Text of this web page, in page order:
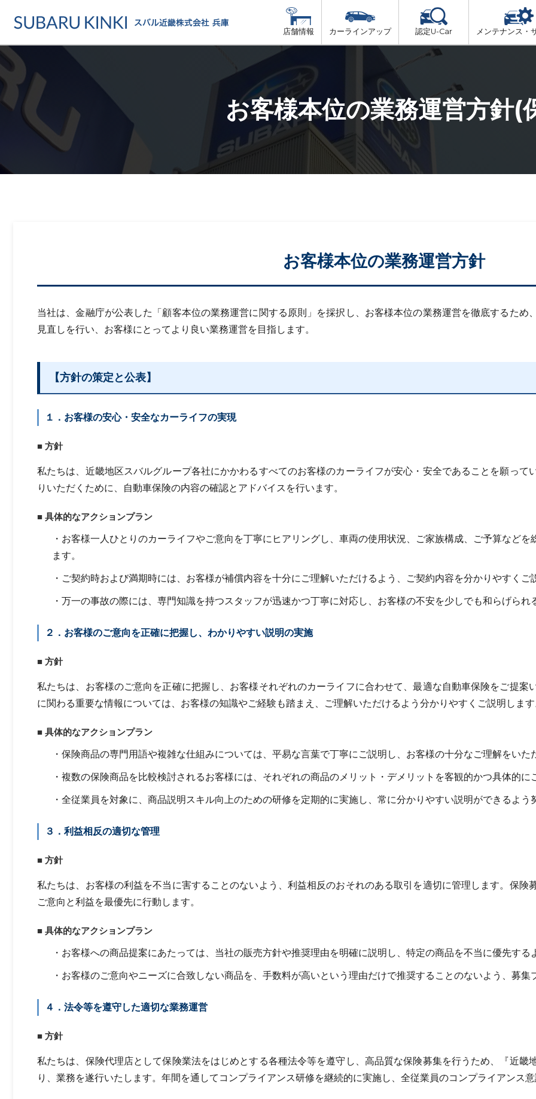
店舗情報
店舗情報 店舗一覧
地域でさがす
地図でさがす
試乗車でさがす
但馬
播磨
阪神方面
カーラインアップ
カーラインアップ
カーラインアップ一覧
乗用車
軽自動車
認定U-Car メンテナンス・
メンテナンス・サービス
メンテナンス・サービストップ
車検・定期点検をする
カーケアをする
車検（法定24か月点検）
法定 12ヶ月 点検
6ヶ月ごとの セーフティ チェック
車検 3ヶ月前 無料診断
お客様本位の業務運営方針(
お客様本位の業務運営方針
当社は、金融庁が公表した「顧客本位の業務運営に関する原則」を採択し、お客様本位の業務運営を徹底するため
見直しを行い、お客様にとってより良い業務運営を目指します。
【方針の策定と公表】
１．お客様の安心・安全なカーライフの実現
■ 方針
私たちは、近畿地区スバルグループ各社にかかわるすべてのお客様のカーライフが安心・安全であることを願って
りいただくために、自動車保険の内容の確認とアドバイスを行います。
■ 具体的なアクションプラン
・お客様一人ひとりのカーライフやご意向を丁寧にヒアリングし、車両の使用状況、ご家族構成、ご予算など
ます。
・ご契約時および満期時には、お客様が補償内容を十分にご理解いただけるよう、ご契約内容を分かりやすくご
・万一の事故の際には、専門知識を持つスタッフが迅速かつ丁寧に対応し、お客様の不安を少しでも和らげら
２．お客様のご意向を正確に把握し、わかりやすい説明の実施
■ 方針
私たちは、お客様のご意向を正確に把握し、お客様それぞれのカーライフに合わせて、最適な自動車保険をご提案
に関わる重要な情報については、お客様の知識やご経験も踏まえ、ご理解いただけるよう分かりやすくご説明しま
■ 具体的なアクションプラン
・保険商品の専門用語や複雑な仕組みについては、平易な言葉で丁寧にご説明し、お客様の十分なご理解をいた
・複数の保険商品を比較検討されるお客様には、それぞれの商品のメリット・デメリットを客観的かつ具体的に
・全従業員を対象に、商品説明スキル向上のための研修を定期的に実施し、常に分かりやすい説明ができるよう
３．利益相反の適切な管理
■ 方針
私たちは、お客様の利益を不当に害することのないよう、利益相反のおそれのある取引を適切に管理します。保険
ご意向と利益を最優先に行動します。
■ 具体的なアクションプラン
・お客様への商品提案にあたっては、当社の販売方針や推奨理由を明確に説明し、特定の商品を不当に優先する
・お客様のご意向やニーズに合致しない商品を、手数料が高いという理由だけで推奨することのないよう、募
４．法令等を遵守した適切な業務運営
■ 方針
私たちは、保険代理店として保険業法をはじめとする各種法令等を遵守し、高品質な保険募集を行うため、『近畿
り、業務を遂行いたします。年間を通してコンプライアンス研修を継続的に実施し、全従業員のコンプライアンス